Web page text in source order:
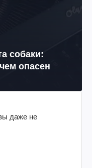
собаки:
опасен
даже не